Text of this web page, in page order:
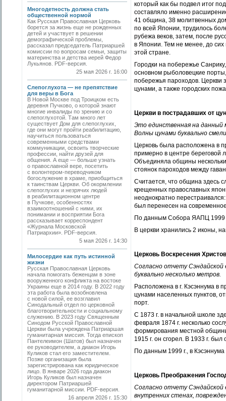
Многодетность должна стать
общественной нормой
Как Русская Православная Церковь
борется за жизнь еще не рожденных
детей и участвует в решении
демографической проблемы,
рассказал председатель Патриаршей
комиссии по вопросам семьи, защиты
материнства и детства иерей Федор
Лукьянов. PDF-версия.
25 мая 2026 г. 16:00
Слепоглухота — не препятствие
для веры в Бога
В Новой Москве под Троицком есть
деревня Пучково, о которой знают
многие инвалиды по зрению и со
слепоглухотой. Там много лет
существует Дом для слепоглухих,
где они могут пройти реабилитацию,
научиться пользоваться
современными средствами
коммуникации, освоить творческие
профессии, найти друзей для
общения. А еще — больше узнать
о православной вере, посетить
с волонтером-переводчиком
богослужение в храме, приобщиться
к таинствам Церкви. Об окормлении
слепоглухих и незрячих людей
в реабилитационном центре
в Пучкове, особенностях
взаимоотношений с ними, их
понимании и восприятии Бога
рассказывает корреспондент
«Журнала Московской
Патриархии». PDF-версия.
5 мая 2026 г. 14:30
Милосердие как путь истинной
жизни
Русская Православная Церковь
начала помогать беженцам в зоне
вооруженного конфликта на востоке
Украины еще в 2014 году. В 2022 году
эта работа была возобновлена
с новой силой, ее возглавил
Синодальный отдел по церковной
благотворительности и социальному
служению. В 2023 году Священным
Синодом Русской Православной
Церкви была учреждена Патриаршая
гуманитарная миссия. Тогда епископ
Пантелеимон (Шатов) был назначен
ее руководителем, а диакон Игорь
Куликов стал его заместителем.
Позже организация была
зарегистрирована как юридическое
лицо. В январе 2026 года диакон
Игорь Куликов был назначен
директором Патриаршей
гуманитарной миссии. PDF-версия.
16 апреля 2026 г. 15:30
который как бы подвел итог
составляло именно
41 община, 38 молитвенных
по всей Японии, трудилось
рубежа веков, затем, после
в Японии. Тем не менее, до
этой стране.
Городки на побережье
основном рыболовецкие
побережья пароходов. Церкви
цунами, а также городских
Церкви в пострадавших от
Это единственная на данный
Волны цунами буквально
Церковь была расположена в
примерно в центре береговой
Объединяла общины
стоянок пароходов между
Считается, что община здесь
крещенных православных
неоднократно
был перенесен на
По данным Собора ЯАПЦ 1999
В церкви хранились 2 иконы,
Церковь Воскресения
Согласно отчету Сэндайской
буквально несколько метров.
Расположена в г. Кэсэннума в
цунами населенных пунктов,
порт.
С 1873 г. в начальной школе
февраля 1874 г. несколько
формирования местной
1915 г. он сгорел. В 1933 г.
По данным 1999 г., в
Церковь Преображения
Согласно отчету
внутренних стенах,